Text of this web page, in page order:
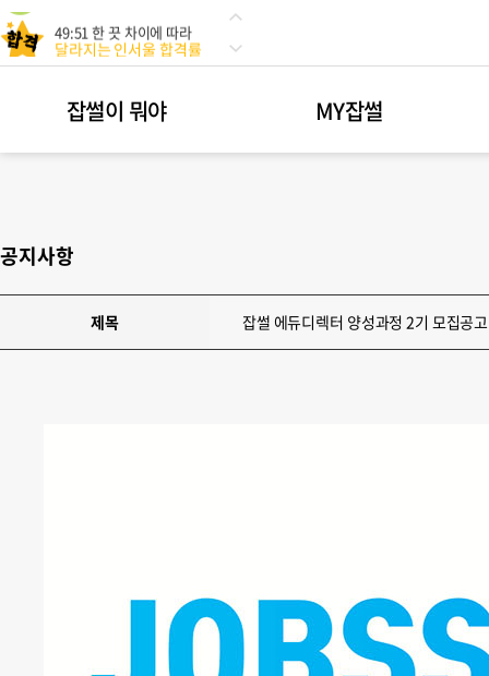
49:51 한 끗 차이에 따라
달라지는 인서울 합격률
광고? 광고!
나에게 딱 맞는
진로를 추천해준다고?!
49:51 한 끗 차이에 따라
잡썰이 뭐야 MY잡썰
공지사항
제목 잡썰 에듀디렉터 양성과정 2기 모집공고